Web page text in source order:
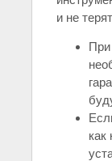
и не
При
как